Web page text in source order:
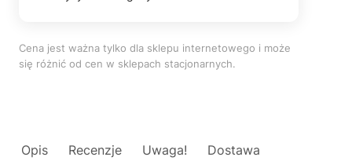
Cena jest ważna tylko dla sklepu internetowego i może
się różnić od cen w sklepach stacjonarnych.
Opis Recenzje Uwaga! Dostawa